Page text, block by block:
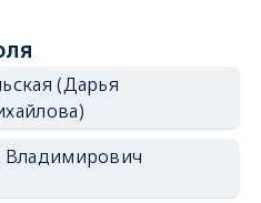
(Дарья
Владимирович